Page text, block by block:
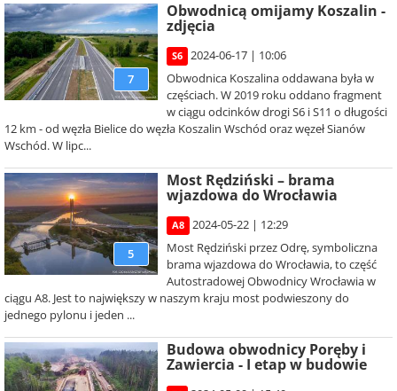
7
Obwodnicą omijamy Koszalin -
zdjęcia
S6
2024-06-17 | 10:06
Obwodnica Koszalina oddawana była w
częściach. W 2019 roku oddano fragment
w ciągu odcinków drogi S6 i S11 o długości
12 km - od węzła Bielice do węzła Koszalin Wschód oraz węzeł Sianów
Wschód. W lipc...
5
Most Rędziński – brama
wjazdowa do Wrocławia
A8
2024-05-22 | 12:29
Most Rędziński przez Odrę, symboliczna
brama wjazdowa do Wrocławia, to część
Autostradowej Obwodnicy Wrocławia w
ciągu A8. Jest to największy w naszym kraju most podwieszony do
jednego pylonu i jeden ...
Budowa obwodnicy Poręby i
Zawiercia - I etap w budowie